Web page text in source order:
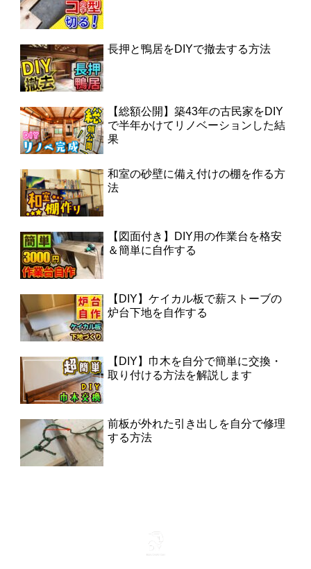
長押と鴨居をDIYで撤去する方法
【総額公開】築43年の古民家をDIY
で半年かけてリノベーションした結
果
和室の砂壁に備え付けの棚を作る方
法
【図面付き】DIY用の作業台を格安
＆簡単に自作する
【DIY】ケイカル板で薪ストーブの
炉台下地を自作する
【DIY】巾木を自分で簡単に交換・
取り付ける方法を解説します
前板が外れた引き出しを自分で修理
する方法